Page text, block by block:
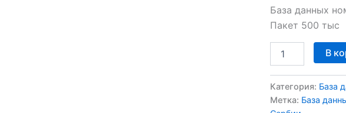
База данных
Пакет 500 тыс
В
Категория: База
Метка: База